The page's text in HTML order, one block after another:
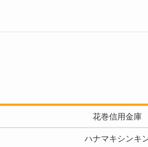
花巻信用金庫
ハナマキシンキ